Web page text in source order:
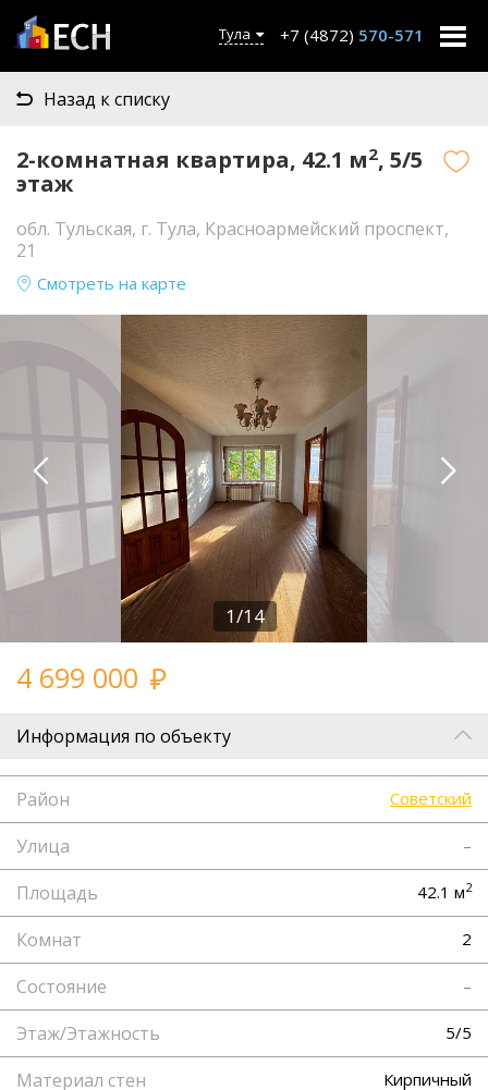
Тула +7 (4872) 570-571
Назад к списку
2-комнатная квартира, 42.1 м2, 5/5
этаж
обл. Тульская, г. Тула, Красноармейский проспект,
21
Смотреть на карте
1/14
4 699 000
Информация по объекту
Район Советский
Улица –
Площадь 42.1 м2
Комнат 2
Состояние –
Этаж/Этажность 5/5
Материал стен Кирпичный